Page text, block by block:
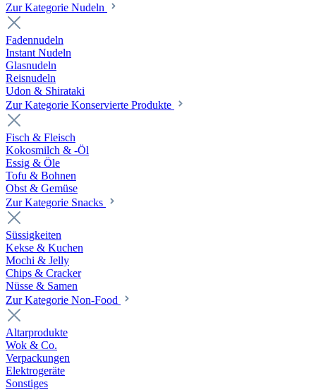
Zur Kategorie Nudeln
Fadennudeln
Instant Nudeln
Glasnudeln
Reisnudeln
Udon & Shirataki
Zur Kategorie Konservierte Produkte
Fisch & Fleisch
Kokosmilch & -Öl
Essig & Öle
Tofu & Bohnen
Obst & Gemüse
Zur Kategorie Snacks
Süssigkeiten
Kekse & Kuchen
Mochi & Jelly
Chips & Cracker
Nüsse & Samen
Zur Kategorie Non-Food
Altarprodukte
Wok & Co.
Verpackungen
Elektrogeräte
Sonstiges